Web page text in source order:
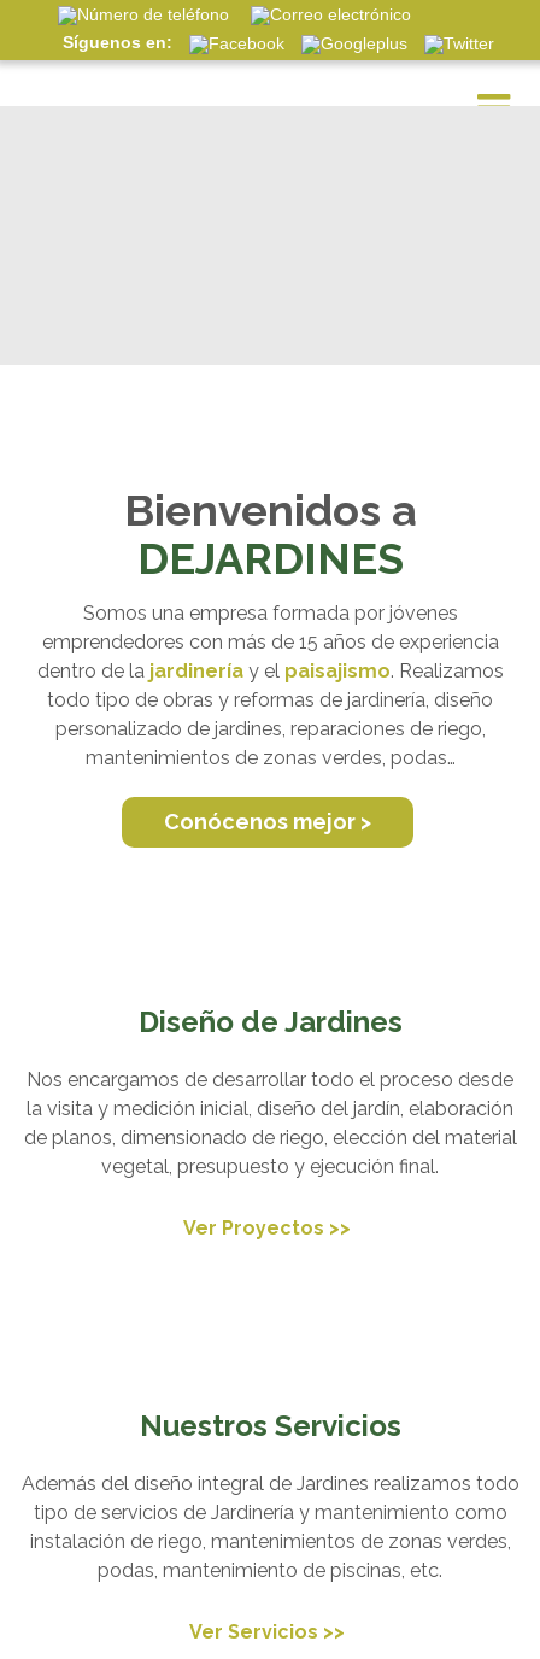
Síguenos en:
Bienvenidos a
DEJARDINES
Somos una empresa formada por jóvenes
emprendedores con más de 15 años de experiencia
dentro de la jardineríay el paisajismo. Realizamos
todo tipo de obras y reformas de jardinería, diseño
personalizado de jardines, reparaciones de riego,
mantenimientos de zonas verdes, podas…
Conócenos mejor >
Diseño de Jardines
Nos encargamos de desarrollar todo el proceso desde
la visita y medición inicial, diseño del jardín, elaboración
de planos, dimensionado de riego, elección del material
vegetal, presupuesto y ejecución final.
Ver Proyectos >>
Nuestros Servicios
Además del diseño integral de Jardines realizamos todo
tipo de servicios de Jardinería y mantenimiento como
instalación de riego, mantenimientos de zonas verdes,
podas, mantenimiento de piscinas, etc.
Ver Servicios >>